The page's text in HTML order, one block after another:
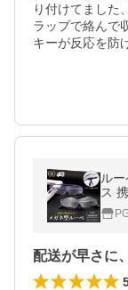
り付けてました
ラップで絡んで
キーが反応を防
ル
ス
型
配送が早さに